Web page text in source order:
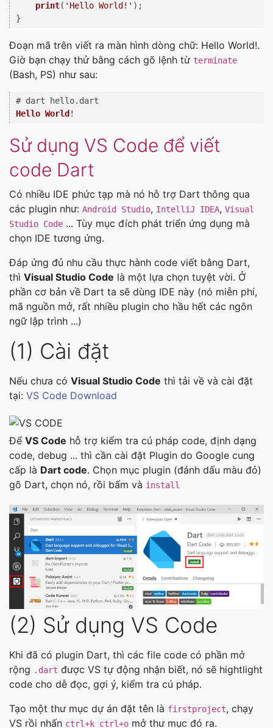
print( 'Hello World!' );
Đoạn mã trên viết ra màn hình dòng chữ: Hello World!.
Giờ bạn chạy thử bằng cách gõ lệnh từ terminate
(Bash, PS) như sau:
# dart hello. dart
Hello World
Sử dụng VS Code để viết
code Dart
Có nhiều IDE phức tạp mà nó hỗ trợ Dart thông qua
các plugin như: Android Studio, IntelliJ IDEA, Visual
Studio Code ... Tùy mục đích phát triển ứng dụng mà
chọn IDE tương ứng.
Đáp ửng đủ nhu cầu thực hành code viết bằng Dart,
thì Visual Studio Code là một lựa chọn tuyệt vời. Ở
phần cơ bản về Dart ta sẽ dùng IDE này (nó miễn phí,
mã nguồn mở, rất nhiều plugin cho hầu hết các ngôn
ngữ lập trình ...)
(1) Cài đặt
Nếu chưa có Visual Studio Code thì tải về và cài đặt
tại: VS Code Download
Để VS Code hỗ trợ kiểm tra cú pháp code, định dạng
code, debug ... thì cần cài đặt Plugin do Google cung
cấp là Dart code. Chọn mục plugin (đánh dấu màu đỏ)
gõ Dart, chọn nó, rồi bấm và install
(2) Sử dụng VS Code
Khi đã có plugin Dart, thì các file code có phần mở
rộng .dart được VS tự động nhận biết, nó sẽ hightlight
code cho dễ đọc, gợi ý, kiểm tra cú pháp.
Tạo một thư mục dự án đặt tên là firstproject, chạy
VS rồi nhấn ctrl+k ctrl+o mở thư mục đó ra.